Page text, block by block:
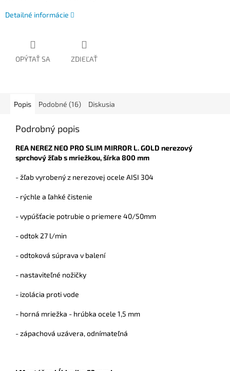
Detailné informácie
OPÝTAŤ SA ZDIEĽAŤ
Popis Podobné (16) Diskusia
Podrobný popis
REA NEREZ NEO PRO SLIM MIRROR L. GOLD nerezový
sprchový žľab s mriežkou, šírka 800 mm
- žľab vyrobený z nerezovej ocele AISI 304
- rýchle a ľahké čistenie
- vypúšťacie potrubie o priemere 40/50mm
- odtok 27 l/min
- odtoková súprava v balení
- nastaviteľné nožičky
- izolácia proti vode
- horná mriežka - hrúbka ocele 1,5 mm
- zápachová uzávera, odnímateľná